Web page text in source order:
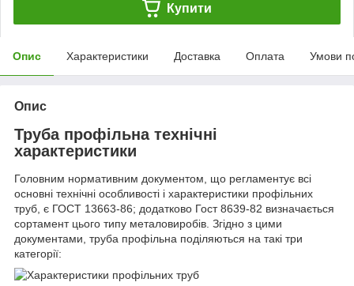
Купити
Опис Характеристики Доставка Оплата Умови
Опис
Труба профільна технічні
характеристики
Головним нормативним документом, що регламентує всі
основні технічні особливості і характеристики профільних
труб, є ГОСТ 13663-86; додатково Гост 8639-82 визначається
сортамент цього типу металовиробів. Згідно з цими
документами, труба профільна поділяються на такі три
категорії: